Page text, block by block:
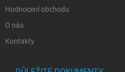
Hodnocení obchodu
O nás
Kontakty